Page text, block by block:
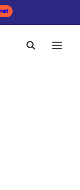
inquiétant
?